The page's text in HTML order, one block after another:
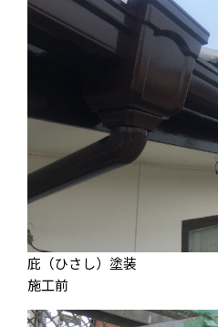
庇（ひさし）塗装
施工前